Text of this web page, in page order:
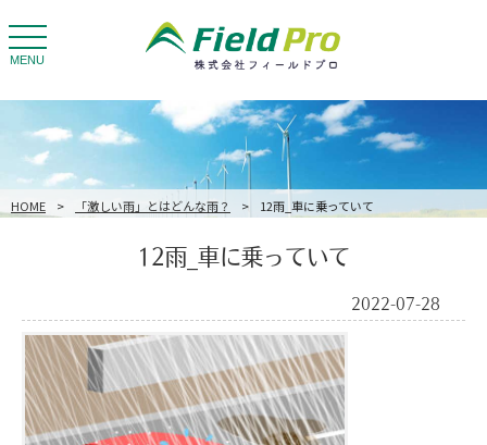
toggle
navigation
MENU
HOME > 「激しい雨」とはどんな雨？ > 12雨_車に乗っていて
12雨_車に乗っていて
2022-07-28